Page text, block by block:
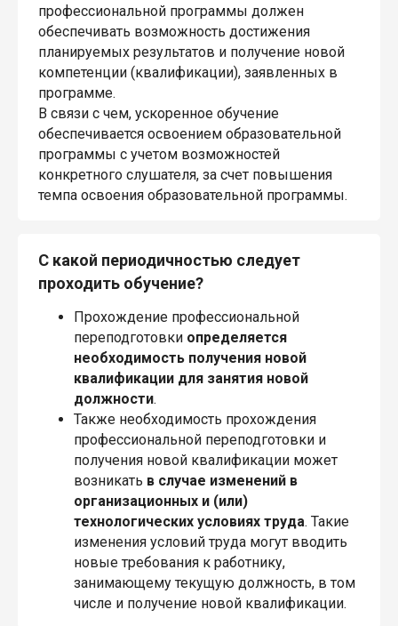
профессиональной программы должен
обеспечивать возможность достижения
планируемых результатов и получение новой
компетенции (квалификации), заявленных в
программе.
В связи с чем, ускоренное обучение
обеспечивается освоением образовательной
программы с учетом возможностей
конкретного слушателя, за счет повышения
темпа освоения образовательной программы.
С какой периодичностью следует
проходить обучение?
Прохождение профессиональной
переподготовки определяется
необходимость получения новой
квалификации для занятия новой
должности.
Также необходимость прохождения
профессиональной переподготовки и
получения новой квалификации может
возникать в случае изменений в
организационных и (или)
технологических условиях труда. Такие
изменения условий труда могут вводить
новые требования к работнику,
занимающему текущую должность, в том
числе и получение новой квалификации.